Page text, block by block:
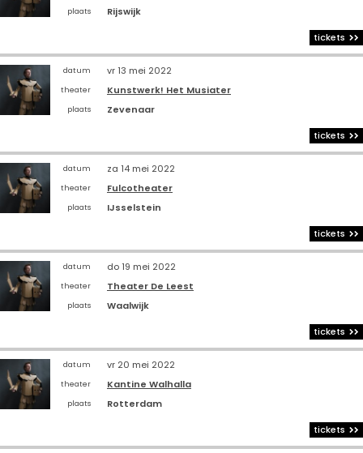
plaats
Rijswijk
tickets
datum vr 13 mei 2022
theater Kunstwerk! Het Musiater
plaats
Zevenaar
tickets
datum za 14 mei 2022
theater Fulcotheater
plaats
IJsselstein
tickets
datum do 19 mei 2022
theater Theater De Leest
plaats
Waalwijk
tickets
datum vr 20 mei 2022
theater Kantine Walhalla
plaats
Rotterdam
tickets